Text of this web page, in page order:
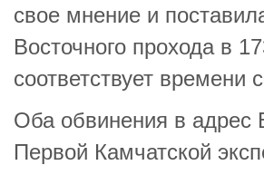
свое мнение и
Восточного прохода в
соответствует времени
Оба обвинения в адрес
Первой Камчатской